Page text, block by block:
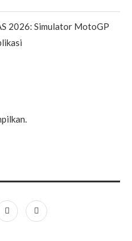
2026: Simulator MotoGP